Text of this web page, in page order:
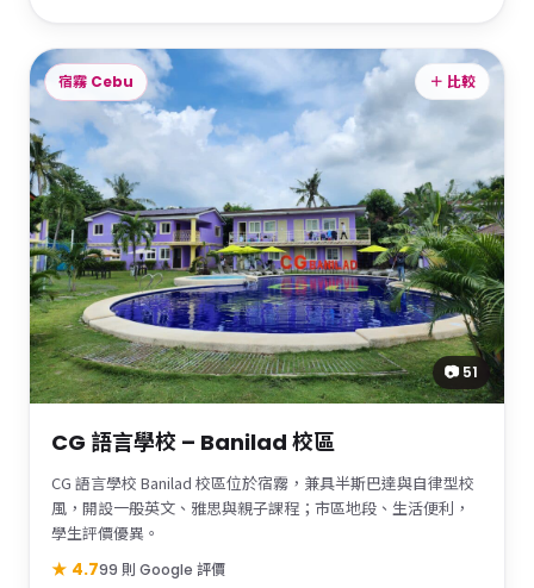
宿霧 Cebu
📷 51
＋ 比較
CG 語言學校 – Banilad 校區
CG 語言學校 Banilad 校區位於宿霧，兼具半斯巴達與自律型校
風，開設一般英文、雅思與親子課程；市區地段、生活便利，
學生評價優異。
★ 4.799 則 Google 評價